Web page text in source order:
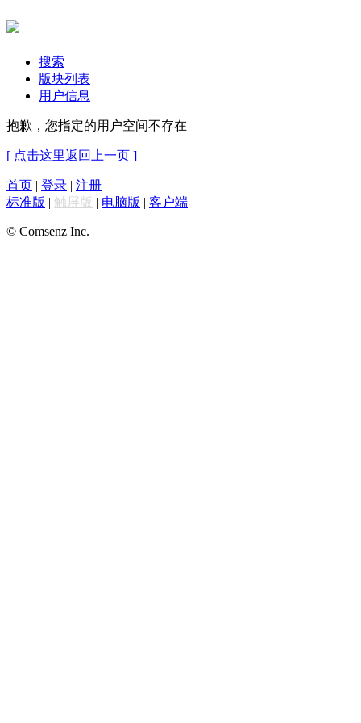
搜索
版块列表
用户信息
抱歉，您指定的用户空间不存在
[ 点击这里返回上一页 ]
首页 | 登录 | 注册
标准版 | 触屏版 | 电脑版 | 客户端
© Comsenz Inc.